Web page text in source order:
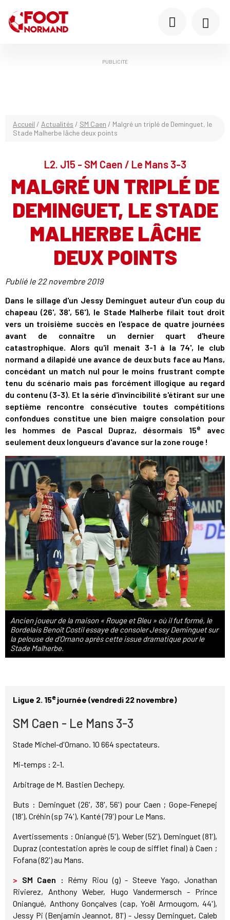
PUBLICITÉ
Accueil / Actualités / SM Caen / Malgré un triplé de Deminguet, le
Stade Malherbe lâche deux points
L2. J15 - SM Caen / Le Mans 3-3
MALGRÉ UN TRIPLÉ DE
DEMINGUET, LE STADE
MALHERBE LÂCHE
DEUX POINTS
Publié le 22 novembre 2019
Dans le sillage d'un Jessy Deminguet auteur d'un coup du
chapeau (26', 38', 56'), le Stade Malherbe filait tout droit
vers un troisième succès en l'espace de quatre journées
avant de connaître un dernier quart d'heure
catastrophique. Alors qu'il menait 3-1 à la 74', le club
normand a dilapidé une avance de deux buts face au Mans,
concédant un match nul pour le moins frustrant compte
tenu du scénario mais pas forcément illogique au regard
du contenu (3-3). Et la série d'invincibilité s'étirant sur une
septième rencontre consécutive toutes compétitions
confondues constitue une bien maigre consolation pour
les hommes de Pascal Dupraz, désormais 15e
avec
seulement deux longueurs d'avance sur la zone rouge !
Ancien joueur de la maison « Rouge et Bleu » où il fut formé, le
Bordelais Benoît Costil essaye de consoler Jessy Deminguet sur
la pelouse de d'Ornano après cette issue dramatique pour le
Stade Malherbe.
Ligue 2. 15ejournée (vendredi 22 novembre)
SM Caen - Le Mans 3-3
Stade Michel-d'Ornano. 10 664 spectateurs.
Mi-temps : 2-1.
Arbitrage de M. Bastien Dechepy.
Buts : Deminguet (26', 38', 56') pour Caen ; Gope-Fenepej
(18'), Créhin (sp 74'), Kanté (79') pour Le Mans.
Avertissements : Oniangué (5'), Weber (52'), Deminguet (81'),
Dupraz (contestation après le coup de sifflet final) à Caen ;
Fofana (82') au Mans.
> SM Caen : Rémy Riou (g) - Steeve Yago, Jonathan
Rivierez, Anthony Weber, Hugo Vandermersch - Prince
Oniangué, Anthony Gonçalves (cap, Yoël Armougom, 44'),
Jessy Pi (Benjamin Jeannot, 81') - Jessy Deminguet, Caleb